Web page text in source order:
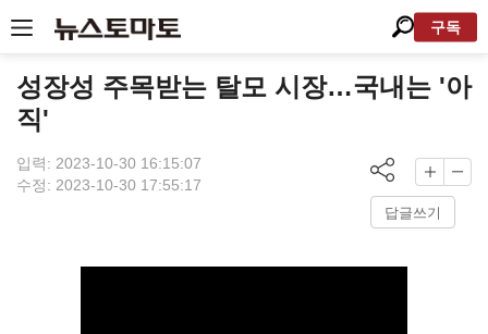
구독
성장성 주목받는 탈모 시장…국내는 '아
직'
입력: 2023-10-30 16:15:07
수정: 2023-10-30 17:55:17
답글쓰기